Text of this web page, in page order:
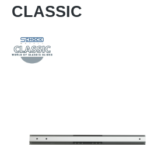
CLASSIC